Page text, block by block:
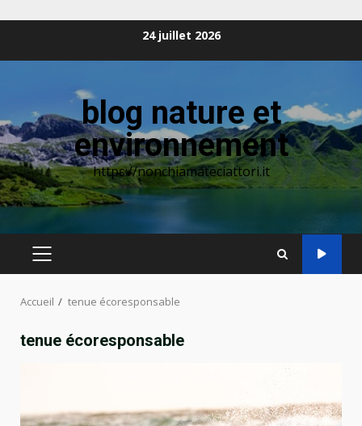
24 juillet 2026
blog nature et
environnement
https://nonchiamateciattori.it
MENU
Accueil tenue écoresponsable
tenue écoresponsable